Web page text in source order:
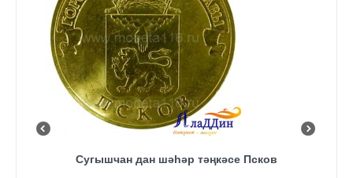
Сугышчан дан шәһәр тәңкәсе Псков